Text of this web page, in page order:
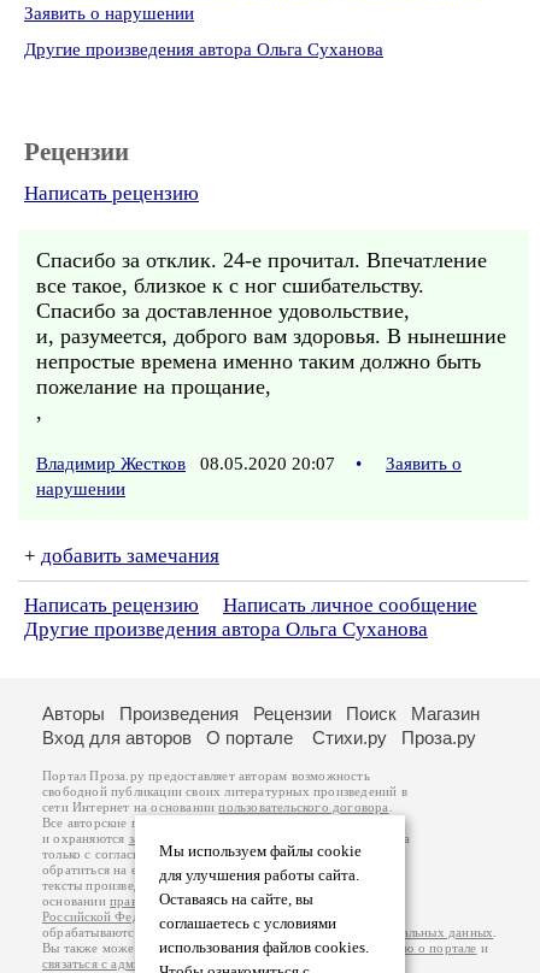
Заявить о нарушении
Другие произведения автора Ольга Суханова
Рецензии
Написать рецензию
Спасибо за отклик. 24-е прочитал. Впечатление
все такое, близкое к с ног сшибательству.
Спасибо за доставленное удовольствие,
и, разумеется, доброго вам здоровья. В нынешние
непростые времена именно таким должно быть
пожелание на прощание,
,
Владимир Жестков 08.05.2020 20:07 •
Заявить о
нарушении
+ добавить замечания
Написать рецензию
Написать личное сообщение
Другие произведения автора Ольга Суханова
Мы используем файлы cookie
для улучшения работы сайта.
Оставаясь на сайте, вы
соглашаетесь с условиями
использования файлов cookies.
Авторы Произведения Рецензии Поиск
Магазин
Вход для авторов
О портале Стихи.ру Проза.ру
Портал Проза.ру предоставляет авторам возможность
свободной публикации своих литературных произведений в
сети Интернет на основаниипользовательского договора
Все авторские права на произведения принадлежат авторам
и охраняются законом
. Перепечатка произведений возможна
только с согласия его автора, к которому вы можете
обратиться на его авторской странице. Ответственность за
тексты произведений авторы несут самостоятельно на
основанииправил публикацииизаконодательства
Российской Федерации
обрабатываются на основанииПолитики обработки персональных данных
Вы также можете посмотреть более подробнуюинформацию о портале и
связаться с администрацией